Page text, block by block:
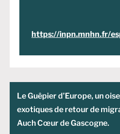
https://inpn.mnhn.fr/
Le Guêpier d’Europe, un
exotiques de retour de
Auch Cœur de Gascogne.